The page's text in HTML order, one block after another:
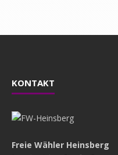
KONTAKT
Freie Wähler Heinsberg